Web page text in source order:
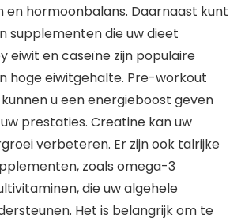
en hormoonbalans. Daarnaast kunt
supplementen die uw dieet
eiwit en caseïne zijn populaire
hoge eiwitgehalte. Pre-workout
u een energieboost geven
prestaties. Creatine kan uw
verbeteren. Er zijn ook talrijke
zoals omega-3
die uw algehele
Het is belangrijk om te